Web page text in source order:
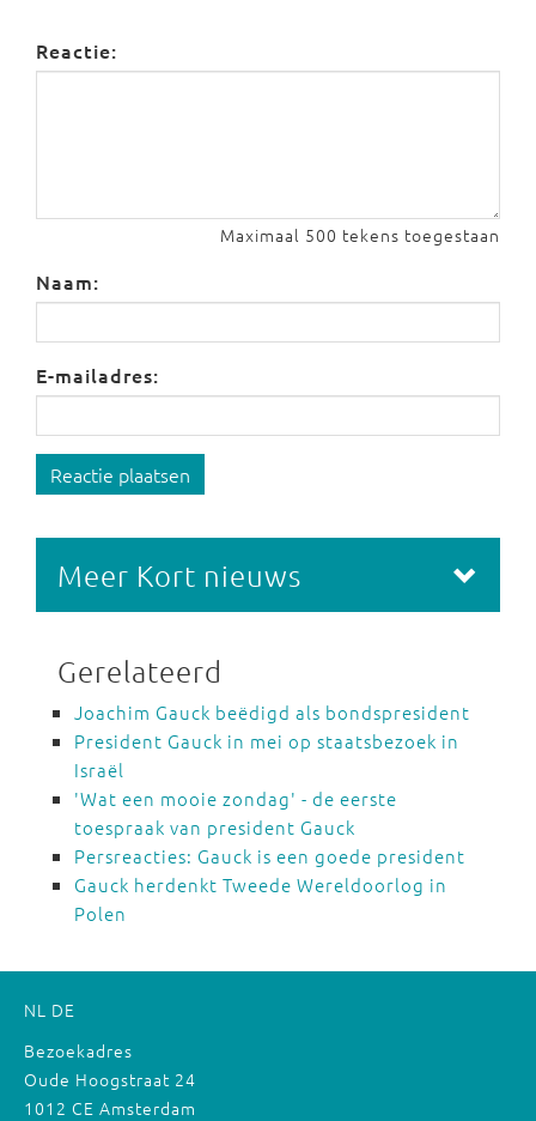
Reactie:
Maximaal 500 tekens toegestaan
Naam:
E-mailadres:
Reactie plaatsen
Meer Kort nieuws
Gerelateerd
Joachim Gauck beëdigd als bondspresident
President Gauck in mei op staatsbezoek in
Israël
'Wat een mooie zondag' - de eerste
toespraak van president Gauck
Persreacties: Gauck is een goede president
Gauck herdenkt Tweede Wereldoorlog in
Polen
NL DE
Bezoekadres
Oude Hoogstraat 24
1012 CE Amsterdam